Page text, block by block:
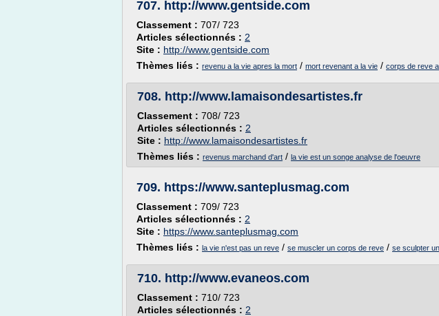
707. http://www.gentside.com
Classement : 707/ 723
Articles sélectionnés : 2
Site : http://www.gentside.com
Thèmes liés : revenu a la vie apres la mort / mort revenant a la vie / corps de reve
708. http://www.lamaisondesartistes.fr
Classement : 708/ 723
Articles sélectionnés : 2
Site : http://www.lamaisondesartistes.fr
Thèmes liés : revenus marchand d'art / la vie est un songe analyse de l'oeuvre
709. https://www.santeplusmag.com
Classement : 709/ 723
Articles sélectionnés : 2
Site : https://www.santeplusmag.com
Thèmes liés : la vie n'est pas un reve / se muscler un corps de reve / se sculpter
710. http://www.evaneos.com
Classement : 710/ 723
Articles sélectionnés : 2